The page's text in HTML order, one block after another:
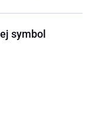
symbol